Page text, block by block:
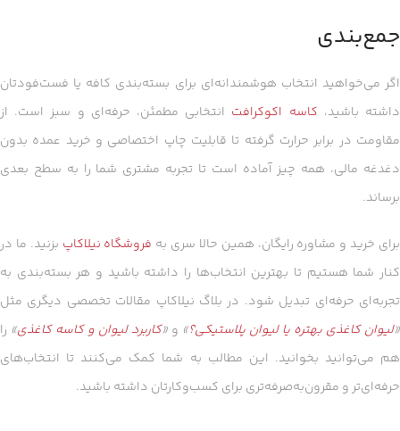
جمع‌بندی
اگر می‌خواهید انتخاب هوشمندانه‌ای برای بسته‌بندی کافه یا فست‌فودتان
داشته باشید، کاسه اکوکرافت انتخابی مطمئن، حرفه‌ای و سبز است. از
مقاومت در برابر حرارت گرفته تا قابلیت چاپ اختصاصی و خرید عمده بدون
دغدغه مالی، همه چیز آماده است تا تجربه مشتری شما را به سطح بعدی
برساند.
برای خرید و مشاوره رایگان، همین حالا سری به فروشگاه نیلاکاپ بزنید. ما در
کنار شما هستیم تا بهترین انتخاب‌ها را داشته باشید و هر بسته‌بندی به
تجربه‌ای حرفه‌ای تبدیل شود. در بلاگ نیلاکاپ مقالات تخصصی دیگری مثل
«لیوان کاغذی بهتره یا لیوان پلاستیکی؟» و «کاربرد لیوان و کاسه کاغذی» را
هم می‌توانید بخوانید. این مطالب به شما کمک می‌کنند تا انتخاب‌های
حرفه‌ای‌تر و مقرون‌به‌صرفه‌تری برای کسب‌و‌کارتان داشته باشید.